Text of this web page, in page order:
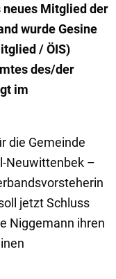
Mitglied der
wurde Gesine
/ ÖIS)
des/der
im
die Gemeinde
Neuwittenbek –
jetzt Schluss
Niggemann ihren